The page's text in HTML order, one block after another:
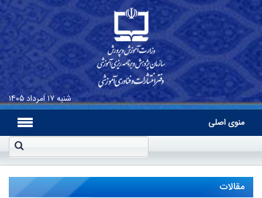
شنبه۱۷ اَمرداد ۱۴۰۵
منوی اصلی
مقالات